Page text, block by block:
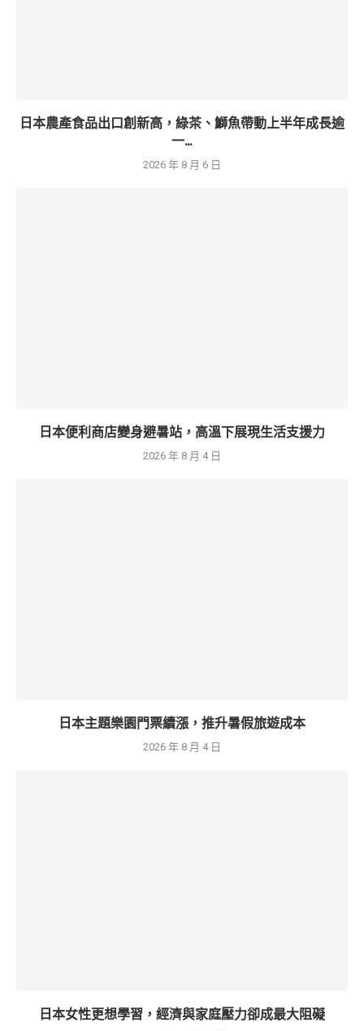
日本農產食品出口創新高，綠茶、鰤魚帶動上半年成長逾
一...
2026 年 8 月 6 日
日本便利商店變身避暑站，高溫下展現生活支援力
2026 年 8 月 4 日
日本主題樂園門票續漲，推升暑假旅遊成本
2026 年 8 月 4 日
日本女性更想學習，經濟與家庭壓力卻成最大阻礙